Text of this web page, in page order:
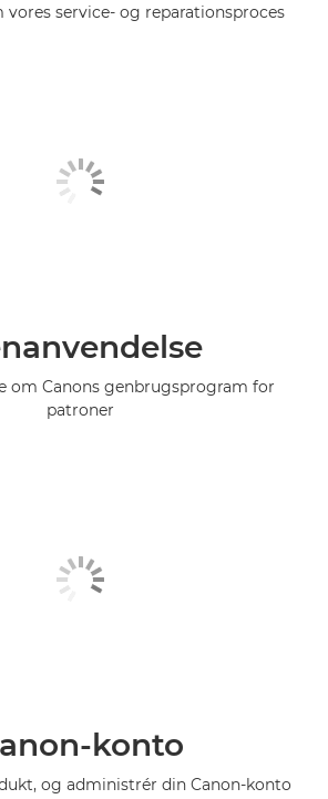
vores service- og reparationsproces
om Canons genbrugsprogram for
patroner
konto
og administrér din Canon-konto